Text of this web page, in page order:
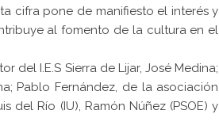
cifra pone de manifiesto el interés y
al fomento de la cultura en el
I.E.S Sierra de Lijar, José Medina;
Pablo Fernández, de la asociación
Río (IU), Ramón Núñez (PSOE) y